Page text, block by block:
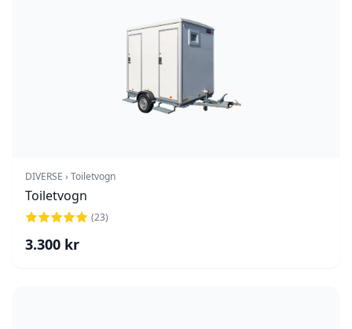
DIVERSE › Toiletvogn
Toiletvogn
(23)
3.300 kr